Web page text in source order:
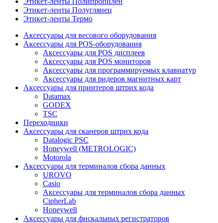
Этикет-ленты Полуглянец
Этикет-ленты Термо
Аксессуары для весового оборудования
Аксессуары для POS-оборудования
Аксессуары для POS дисплеев
Аксессуары для POS мониторов
Аксессуары для программируемых клавиатур
Аксессуары для ридеров магнитных карт
Аксессуары для принтеров штрих кода
Datamax
GODEX
TSC
Переходники
Аксессуары для сканеров штрих кода
Datalogic PSC
Honeywell (METROLOGIC)
Motorola
Аксессуары для терминалов сбора данных
UROVO
Casio
Аксессуары для терминалов сбора данных
CipherLab
Honeywell
Аксессуары для фискальных регистраторов